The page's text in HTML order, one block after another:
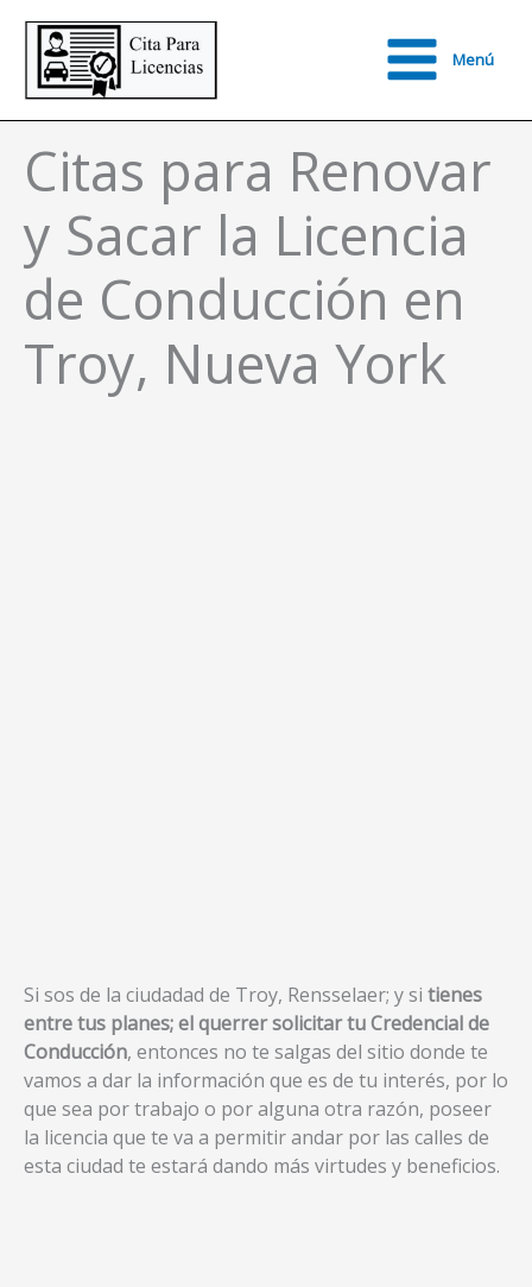
contenido
Main
Menú
Citas para Renovar
y Sacar la Licencia
de Conducción en
Troy, Nueva York
Si sos de la ciudadad de Troy, Rensselaer; y si tienes
entre tus planes; el querrer solicitar tu Credencial de
Conducción, entonces no te salgas del sitio donde te
vamos a dar la información que es de tu interés, por lo
que sea por trabajo o por alguna otra razón, poseer
la licencia que te va a permitir andar por las calles de
esta ciudad te estará dando más virtudes y beneficios.